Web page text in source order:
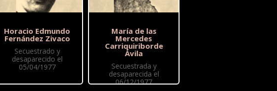
Horacio Edmundo
Fernández Zivaco
Secuestrado y
desaparecido el
05/04/1977
María de las
Mercedes
Carriquiriborde
Ávila
Secuestrada y
desaparecida el
06/12/1977